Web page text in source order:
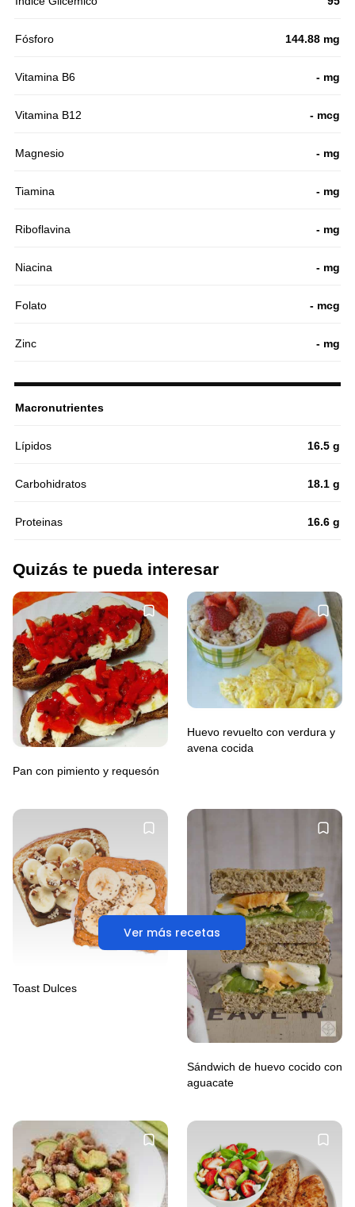
Fósforo 144.88 mg
Vitamina B6 - mg
Vitamina B12 - mcg
Magnesio - mg
Tiamina - mg
Riboflavina - mg
Niacina - mg
Folato - mcg
Zinc - mg
Macronutrientes
Lípidos 16.5 g
Carbohidratos 18.1 g
Proteinas 16.6 g
Quizás te pueda interesar
Ver más recetas
Pan con pimiento y requesón
Huevo revuelto con verdura y
avena cocida
Toast Dulces
Sándwich de huevo cocido con
aguacate